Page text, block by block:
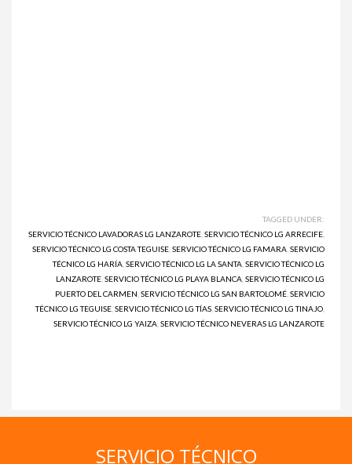
TAGGED UNDER:
SERVICIO TÉCNICO LAVADORAS LG LANZAROTE SERVICIO TÉCNICO LG ARRECIFE
SERVICIO TÉCNICO LG COSTA TEGUISE SERVICIO TÉCNICO LG FAMARA SERVICIO
TÉCNICO LG HARÍA SERVICIO TÉCNICO LG LA SANTA SERVICIO TÉCNICO LG
LANZAROTE SERVICIO TÉCNICO LG PLAYA BLANCA SERVICIO TÉCNICO LG
PUERTO DEL CARMEN SERVICIO TÉCNICO LG SAN BARTOLOMÉ SERVICIO
TÉCNICO LG TEGUISE SERVICIO TÉCNICO LG TÍAS SERVICIO TÉCNICO LG TINAJO
SERVICIO TÉCNICO LG YAIZA SERVICIO TÉCNICO NEVERAS LG LANZAROTE
SERVICIO TÉCNICO